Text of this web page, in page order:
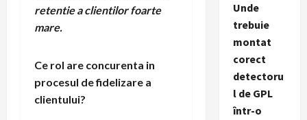
retentie a clientilor foarte
mare.
Ce rol are concurenta in
procesul de fidelizare a
clientului?
Unde
trebuie
montat
corect
detectoru
l de GPL
într-o